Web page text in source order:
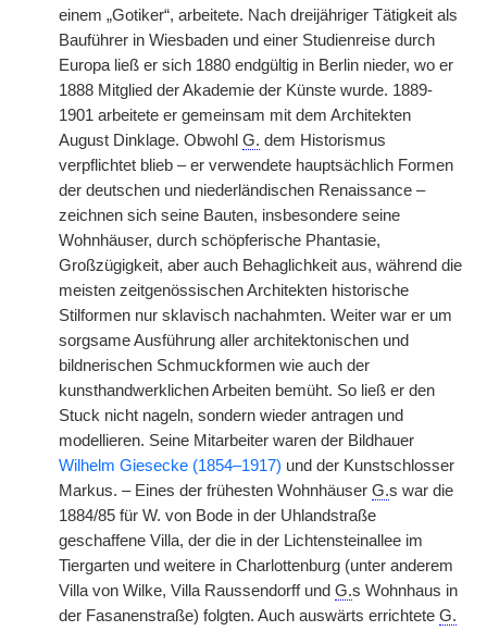
einem „Gotiker“, arbeitete. Nach dreijähriger Tätigkeit als
Bauführer in Wiesbaden und einer Studienreise durch
Europa ließ er sich 1880 endgültig in Berlin nieder, wo er
1888 Mitglied der Akademie der Künste wurde. 1889-
1901 arbeitete er gemeinsam mit dem Architekten
August Dinklage. Obwohl G. dem Historismus
verpflichtet blieb – er verwendete hauptsächlich Formen
der deutschen und niederländischen Renaissance –
zeichnen sich seine Bauten, insbesondere seine
Wohnhäuser, durch schöpferische Phantasie,
Großzügigkeit, aber auch Behaglichkeit aus, während die
meisten zeitgenössischen Architekten historische
Stilformen nur sklavisch nachahmten. Weiter war er um
sorgsame Ausführung aller architektonischen und
bildnerischen Schmuckformen wie auch der
kunsthandwerklichen Arbeiten bemüht. So ließ er den
Stuck nicht nageln, sondern wieder antragen und
modellieren. Seine Mitarbeiter waren der Bildhauer
Wilhelm Giesecke (1854–1917) und der Kunstschlosser
Markus. – Eines der frühesten Wohnhäuser G.s war die
1884/85 für W. von Bode in der Uhlandstraße
geschaffene Villa, der die in der Lichtensteinallee im
Tiergarten und weitere in Charlottenburg (unter anderem
Villa von Wilke, Villa Raussendorff und G.s Wohnhaus in
der Fasanenstraße) folgten. Auch auswärts errichtete G.